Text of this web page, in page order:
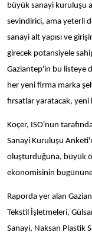
büyük sanayi kuruluşu
sevindirici, ama yeterli
sanayi alt yapısı ve
girecek potansiyele
Gaziantep'in bu listeye
her yeni firma marka
fırsatlar yaratacak, yeni
Koçer, ISO'nun
Sanayi Kuruluşu
oluşturduğuna, büyük
ekonomisinin
Raporda yer alan
Tekstil İşletmeleri,
Sanayi, Naksan Plastik